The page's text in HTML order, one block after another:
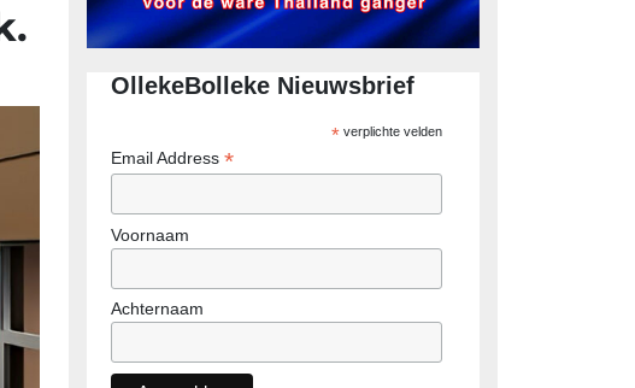
OllekeBolleke Nieuwsbrief
*verplichte velden
Email Address *
Voornaam
Achternaam